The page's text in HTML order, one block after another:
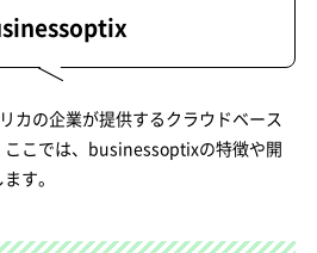
カの企業が提供するクラウドベース
ここでは、businessoptixの特徴や開
す。